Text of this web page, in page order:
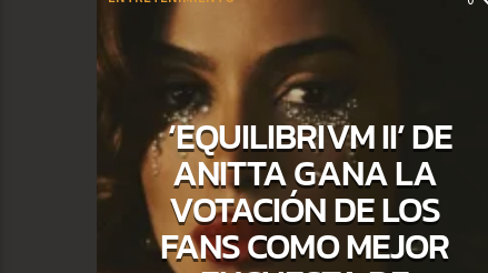
‘EQUILIBRIVM II’ DE
ANITTA GANA LA
VOTACIÓN DE LOS
FANS COMO MEJOR